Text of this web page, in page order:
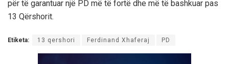
për të garantuar një PD më të fortë dhe më të bashkuar pas
13 Qërshorit.
Etiketa: 13 qershori Ferdinand Xhaferaj PD